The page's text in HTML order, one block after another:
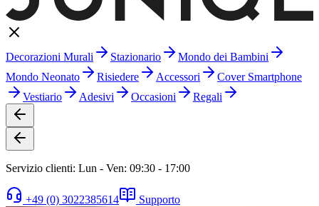
Decorazioni Murali Stazionario
Mondo dei Bambini
Mondo Neonato
Risiedere Accessori
Cover Smartphone
Vestiario
Adesivi Occasioni Regali
Servizio clienti: Lun - Ven: 09:30 - 17:00
+49 (0) 3022385614 Supporto